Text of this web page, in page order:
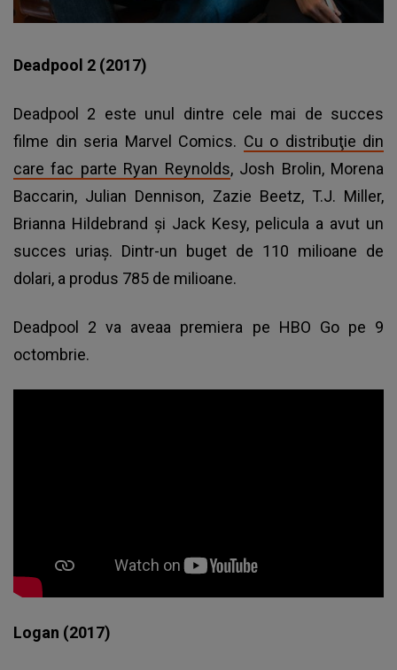
Deadpool 2 (2017)
Deadpool 2 este unul dintre cele mai de succes
filme din seria Marvel Comics. Cu o distribuţie din
care fac parte Ryan Reynolds, Josh Brolin, Morena
Baccarin, Julian Dennison, Zazie Beetz, T.J. Miller,
Brianna Hildebrand şi Jack Kesy, pelicula a avut un
succes uriaş. Dintr-un buget de 110 milioane de
dolari, a produs 785 de milioane.
Deadpool 2 va aveaa premiera pe HBO Go pe 9
octombrie.
Logan (2017)